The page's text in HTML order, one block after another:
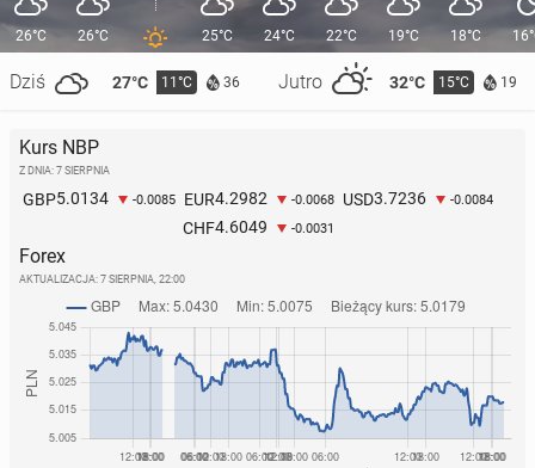
26°C
Dziś 27°C 11°C 36 Jutro 32°C 15°C 19
26°C 25°C 24°C 22°C 19°C 18°C
Kurs NBP
Z DNIA: 7 SIERPNIA
GBP5.0134 -0.0085 EUR4.2982 -0.0068 USD3.7236 -0.0084
CHF4.6049 -0.0031
Forex
AKTUALIZACJA: 7 SIERPNIA, 22:00